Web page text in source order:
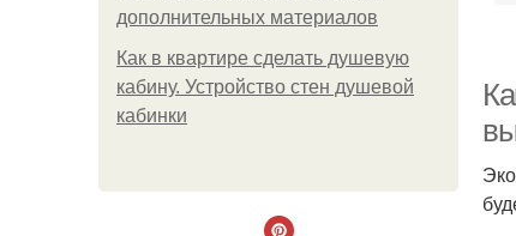
дополнительных материалов
Как в квартире сделать душевую
кабину. Устройство стен душевой
кабинки